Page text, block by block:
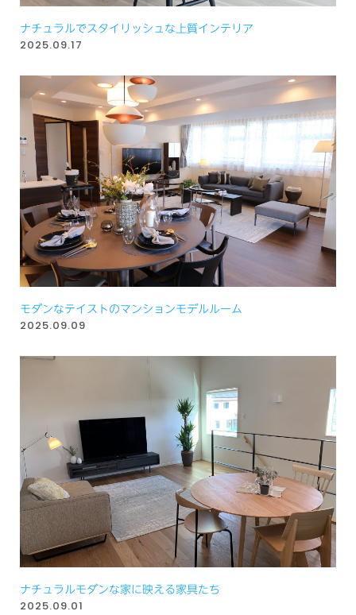
ナチュラルでスタイリッシュな上質インテリア
2025.09.17
モダンなテイストのマンションモデルルーム
2025.09.09
ナチュラルモダンな家に映える家具たち
2025.09.01